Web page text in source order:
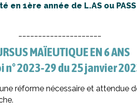
en 1ère année de L.AS ou
MAÏEUTIQUE EN 6 ANS
n° 2023-29 du 25 janvier
réforme nécessaire et attendue